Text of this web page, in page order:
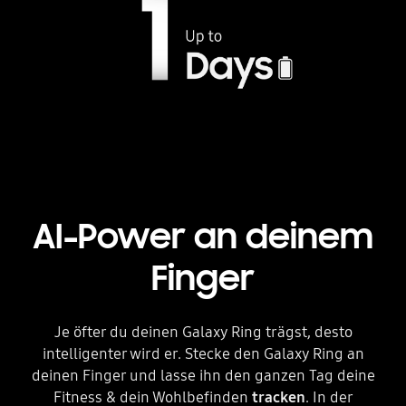
AI-Power an deinem
Finger
Je öfter du deinen Galaxy Ring trägst, desto
intelligenter wird er. Stecke den Galaxy Ring an
deinen Finger und lasse ihn den ganzen Tag deine
Fitness & dein Wohlbefinden tracken. In der